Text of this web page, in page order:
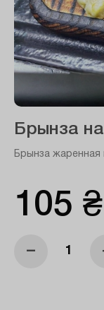
Брынза
Брынза жаренная
105 ₴
–